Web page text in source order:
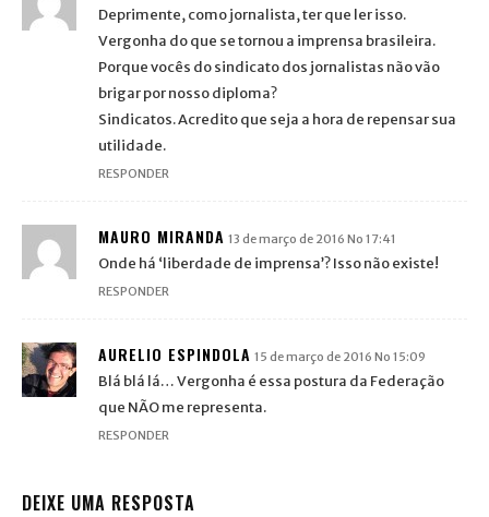
Deprimente, como jornalista, ter que ler isso.
Vergonha do que se tornou a imprensa brasileira.
Porque vocês do sindicato dos jornalistas não vão
brigar por nosso diploma?
Sindicatos. Acredito que seja a hora de repensar sua
utilidade.
RESPONDER
MAURO MIRANDA 13 de março de 2016 No 17:41
Onde há ‘liberdade de imprensa’? Isso não existe!
RESPONDER
AURELIO ESPINDOLA 15 de março de 2016 No 15:09
Blá blá lá… Vergonha é essa postura da Federação
que NÃO me representa.
RESPONDER
DEIXE UMA RESPOSTA